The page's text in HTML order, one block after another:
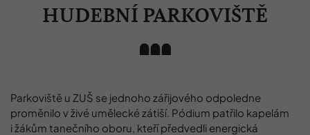
HUDEBNÍ PARKOVIŠTĚ
Parkoviště u ZUŠ se jednoho zářijového odpoledne
proměnilo v živé umělecké zátiší. Pódium patřilo kapelám
i žákům tanečního oboru, kteří předvedli energická